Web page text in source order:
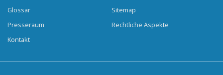
Glossar
Presseraum
Kontakt
Sitemap
Rechtliche Aspekte